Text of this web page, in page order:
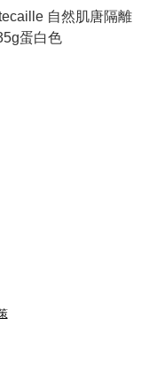
自然肌唐隔離
蛋白色